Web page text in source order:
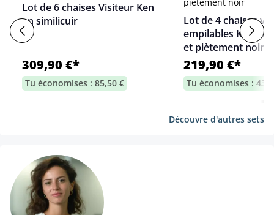
Lot de 6 chaises Visiteur Ken
en similicuir
309,90 €*
Tu économises : 85,50 €
Lot de 4 chaises
empilables Ken en
et piètement noir
219,90 €*
Tu économises :
Découvre d'autres sets